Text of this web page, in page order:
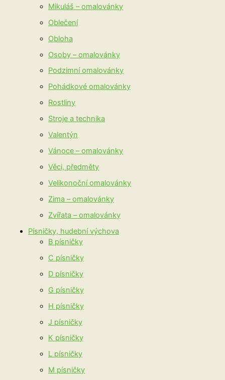
Mikuláš – omalovánky
Oblečení
Obloha
Osoby – omalovánky
Podzimní omalovánky
Pohádkové omalovánky
Rostliny
Stroje a technika
Valentýn
Vánoce – omalovánky
Věci, předměty
Velikonoční omalovánky
Zima – omalovánky
Zvířata – omalovánky
Písničky, hudební výchova
B písničky
C písničky
D písničky
G písničky
H písničky
J písničky
K písničky
L písničky
M písničky